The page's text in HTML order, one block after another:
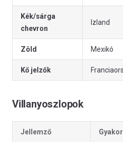
Kék/sárga
chevron
Izland
Zöld Mexikó
Kő jelzők
Villanyoszlopok
Jellemző